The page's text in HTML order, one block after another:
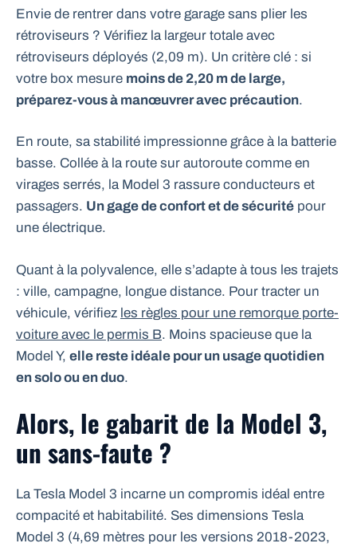
Envie de rentrer dans votre garage sans plier les
rétroviseurs ? Vérifiez la largeur totale avec
rétroviseurs déployés (2,09 m). Un critère clé : si
votre box mesure moins de 2,20 m de large,
préparez-vous à manœuvrer avec précaution.
En route, sa stabilité impressionne grâce à la batterie
basse. Collée à la route sur autoroute comme en
virages serrés, la Model 3 rassure conducteurs et
passagers. Un gage de confort et de sécurité pour
une électrique.
Quant à la polyvalence, elle s’adapte à tous les trajets
: ville, campagne, longue distance. Pour tracter un
véhicule, vérifiez les règles pour une remorque porte-
voiture avec le permis B. Moins spacieuse que la
Model Y, elle reste idéale pour un usage quotidien
en solo ou en duo.
Alors, le gabarit de la Model 3,
un sans-faute ?
La Tesla Model 3 incarne un compromis idéal entre
compacité et habitabilité. Ses dimensions Tesla
Model 3 (4,69 mètres pour les versions 2018-2023,